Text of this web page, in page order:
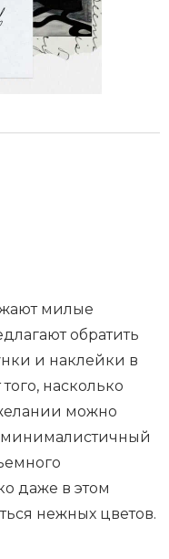
милые
обратить
и наклейки в
насколько
можно
минималистичный
даже в этом
нежных цветов.